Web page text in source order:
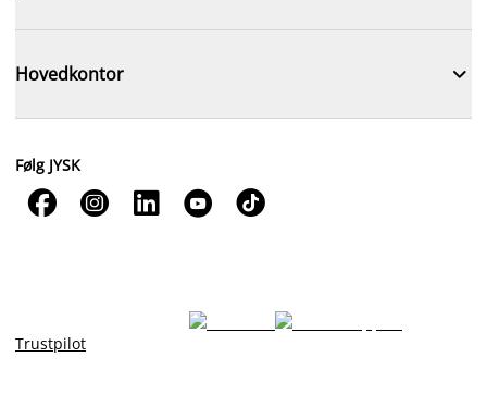
Hovedkontor 
Følg JYSK
    
Trustpilot